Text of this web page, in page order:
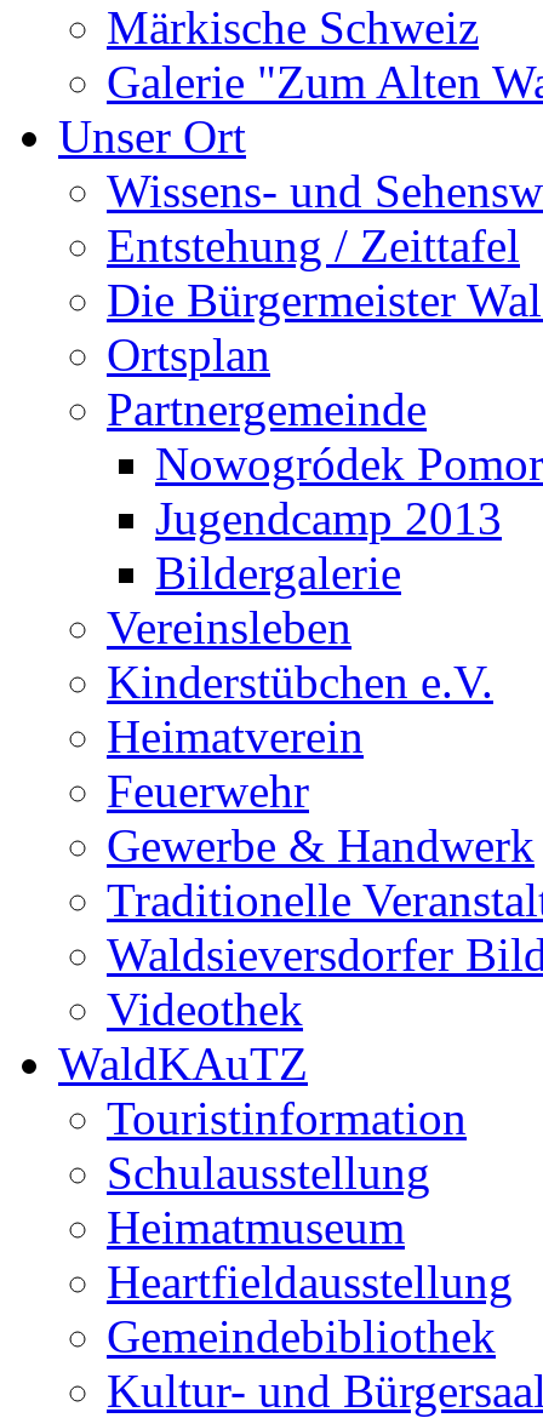
Märkische Schweiz
Galerie "Zum Alten
Unser Ort
Wissens- und
Entstehung / Zeittafel
Die Bürgermeister
Ortsplan
Partnergemeinde
Nowogródek
Jugendcamp 2013
Bildergalerie
Vereinsleben
Kinderstübchen e.V.
Heimatverein
Feuerwehr
Gewerbe & Handwerk
Traditionelle
Waldsieversdorfer
Videothek
WaldKAuTZ
Touristinformation
Schulausstellung
Heimatmuseum
Heartfieldausstellung
Gemeindebibliothek
Kultur- und